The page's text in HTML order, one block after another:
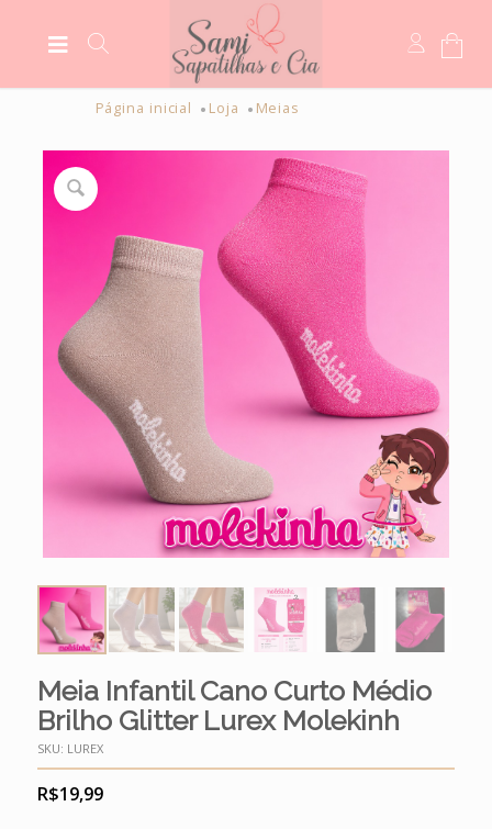
Página inicial Loja Meias
Meia Infantil Cano Curto Médio
Brilho Glitter Lurex Molekinh
SKU: LUREX
R$19,99